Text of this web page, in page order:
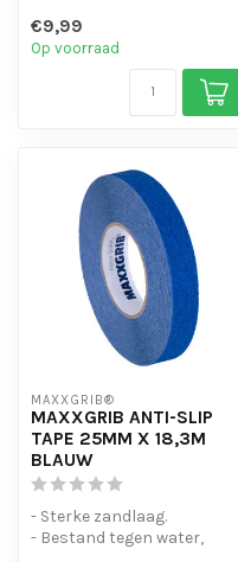
- Is eenvo...
€9,99
Op voorraad
MAXXGRIB®
MAXXGRIB ANTI-SLIP
TAPE 25MM X 18,3M
BLAUW
- Sterke zandlaag.
- Bestand tegen water,